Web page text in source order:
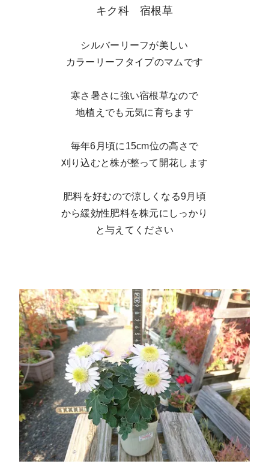
キク科 宿根草
シルバーリーフが美しい
カラーリーフタイプのマムです
寒さ暑さに強い宿根草なので
地植えでも元気に育ちます
毎年6月頃に15cm位の高さで
刈り込むと株が整って開花します
肥料を好むので涼しくなる9月頃
から緩効性肥料を株元にしっかり
と与えてください